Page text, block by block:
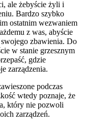
ale żebyście żyli i
Bardzo szybko
ostatnim wezwaniem
z was, abyście
zbawienia. Do
w stanie grzesznym
gdzie
zarządzenia.
podczas
wtedy poznaje, że
który nie pozwoli
zarządzeń.